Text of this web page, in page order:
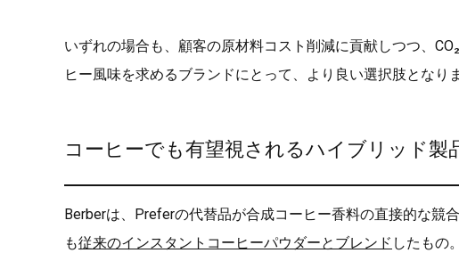
いずれの場合も、顧客の原材料コスト削減に貢献しつつ、
ヒー風味を求めるブランドにとって、より良い選択肢となりま
コーヒーでも有望視されるハイブリッド製
Berberは、Preferの代替品が合成コーヒー香料の直接的な競
も従来のインスタントコーヒーパウダーとブレンド したもの